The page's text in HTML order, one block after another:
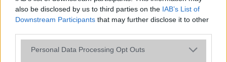
also be disclosed by us to third parties on the IAB’s List of
Downstream Participants that may further disclose it to other
Please note that this website/app uses one or more Google
Personal Data Processing Opt Outs
EGYÉB
SIM típus eSIM